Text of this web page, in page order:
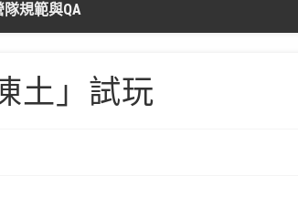
隊規範與QA
土」試玩